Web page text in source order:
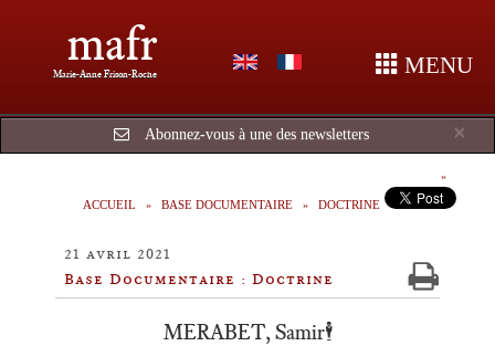
mafr
Marie-Anne Frison-Roche MENU
×
Abonnez-vous à une des newsletters
ACCUEIL BASE DOCUMENTAIRE DOCTRINE
21 avril 2021
Base Documentaire : Doctrine
MERABET, Samir🕴️